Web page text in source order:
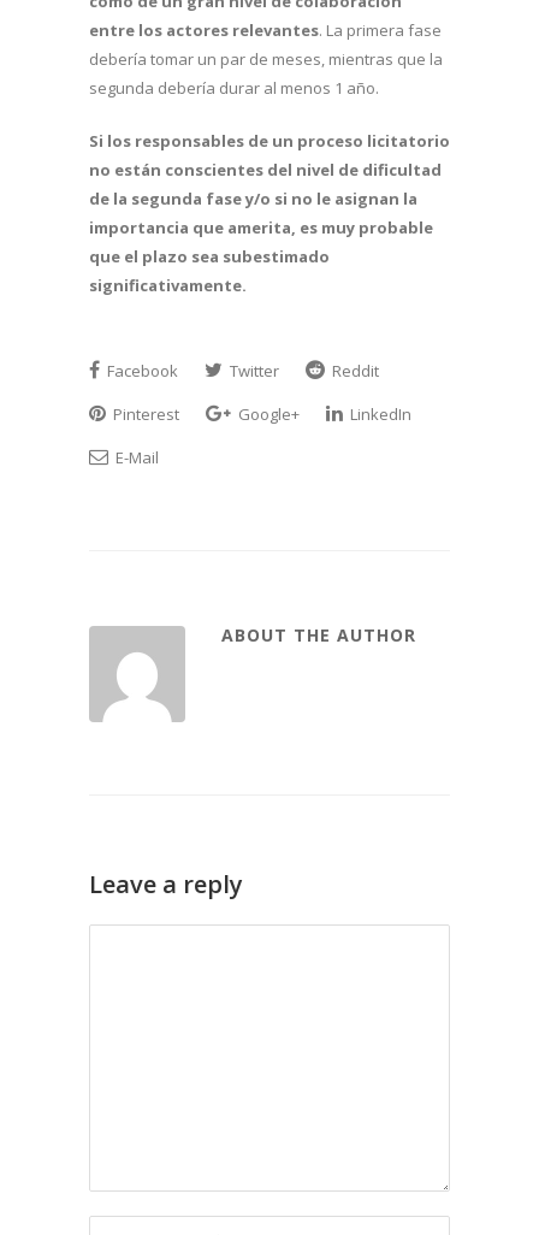
entre los actores relevantes. La primera fase
debería tomar un par de meses, mientras que la
segunda debería durar al menos 1 año.
Si los responsables de un proceso licitatorio
no están conscientes del nivel de dificultad
de la segunda fase y/o si no le asignan la
importancia que amerita, es muy probable
que el plazo sea subestimado
significativamente.
Facebook Twitter
Reddit
Pinterest
Google+
LinkedIn
E-Mail
ABOUT THE AUTHOR
Leave a reply